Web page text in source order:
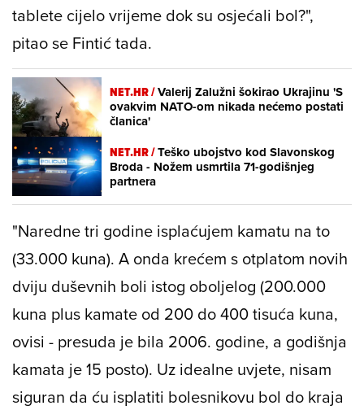
tablete cijelo vrijeme dok su osjećali bol?",
pitao se Fintić tada.
NET.HR /Valerij Zalužni šokirao Ukrajinu 'S
ovakvim NATO-om nikada nećemo postati
članica'
NET.HR /Teško ubojstvo kod Slavonskog
Broda - Nožem usmrtila 71-godišnjeg
partnera
"Naredne tri godine isplaćujem kamatu na to
(33.000 kuna). A onda krećem s otplatom novih
dviju duševnih boli istog oboljelog (200.000
kuna plus kamate od 200 do 400 tisuća kuna,
ovisi - presuda je bila 2006. godine, a godišnja
kamata je 15 posto). Uz idealne uvjete, nisam
siguran da ću isplatiti bolesnikovu bol do kraja